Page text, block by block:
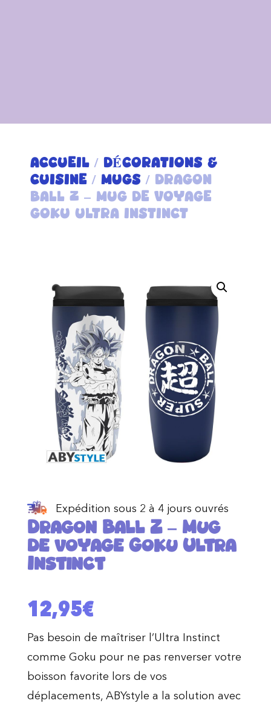
ACCUEIL/ DÉCORATIONS &
CUISINE/ MUGS/ DRAGON
BALL Z – MUG DE VOYAGE
GOKU ULTRA INSTINCT
Expédition sous 2 à 4 jours ouvrés
Dragon Ball Z – Mug
de voyage Goku Ultra
Instinct
12,95€
Pas besoin de maîtriser l’Ultra Instinct
comme Goku pour ne pas renverser votre
boisson favorite lors de vos
déplacements, ABYstyle a la solution avec